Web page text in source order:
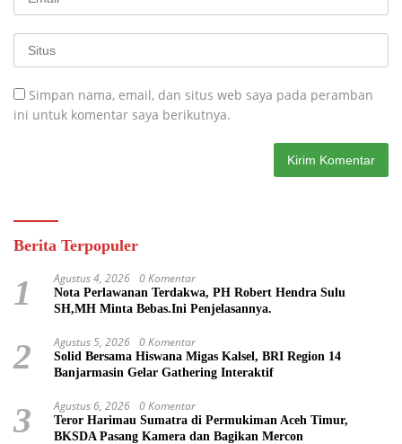
Simpan nama, email, dan situs web saya pada peramban
ini untuk komentar saya berikutnya.
Berita Terpopuler
1 Agustus 4, 2026 0 Komentar
Nota Perlawanan Terdakwa, PH Robert Hendra Sulu
SH,MH Minta Bebas.Ini Penjelasannya.
2 Agustus 5, 2026 0 Komentar
Solid Bersama Hiswana Migas Kalsel, BRI Region 14
Banjarmasin Gelar Gathering Interaktif
3 Agustus 6, 2026 0 Komentar
Teror Harimau Sumatra di Permukiman Aceh Timur,
BKSDA Pasang Kamera dan Bagikan Mercon